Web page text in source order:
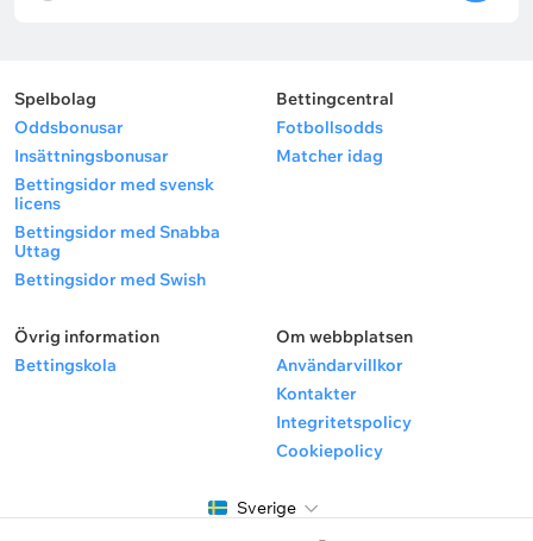
Spelbolag
Oddsbonusar
Insättningsbonusar
Bettingsidor med svensk
licens
Bettingsidor med Snabba
Uttag
Bettingsidor med Swish
Bettingcentral
Fotbollsodds
Matcher idag
Övrig information
Bettingskola
Om webbplatsen
Användarvillkor
Kontakter
Integritetspolicy
Cookiepolicy
Sverige